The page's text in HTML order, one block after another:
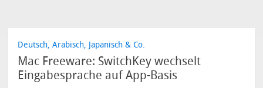
Deutsch, Arabisch, Japanisch & Co.
Mac Freeware: SwitchKey wechselt
Eingabesprache auf App-Basis